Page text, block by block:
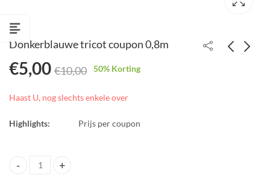
Donkerblauwe tricot coupon 0,8m
€5,00 €10,00 50% Korting
Haast U, nog slechts enkele over
Highlights: Prijs per coupon
Donkerblauwe tricot coupon 0,8m quantity